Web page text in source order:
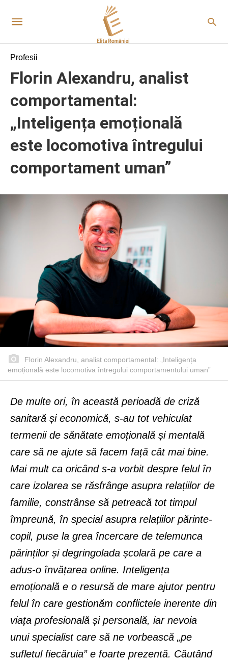
Profesii
Florin Alexandru, analist
comportamental:
„Inteligența emoțională
este locomotiva întregului
comportament uman”
Florin Alexandru, analist comportamental: „Inteligența
emoțională este locomotiva întregului comportamentului uman”
De multe ori, în această perioadă de criză
sanitară și economică, s-au tot vehiculat
termenii de sănătate emoțională și mentală
care să ne ajute să facem față cât mai bine.
Mai mult ca oricând s-a vorbit despre felul în
care izolarea se răsfrânge asupra relațiilor de
familie, constrânse să petreacă tot timpul
împreună, în special asupra relațiilor părinte-
copil, puse la grea încercare de telemunca
părinților și degringolada școlară pe care a
adus-o învățarea online. Inteligența
emoțională e o resursă de mare ajutor pentru
felul în care gestionăm conflictele inerente din
viața profesională și personală, iar nevoia
unui specialist care să ne vorbească „pe
sufletul fiecăruia” e foarte prezentă. Căutând